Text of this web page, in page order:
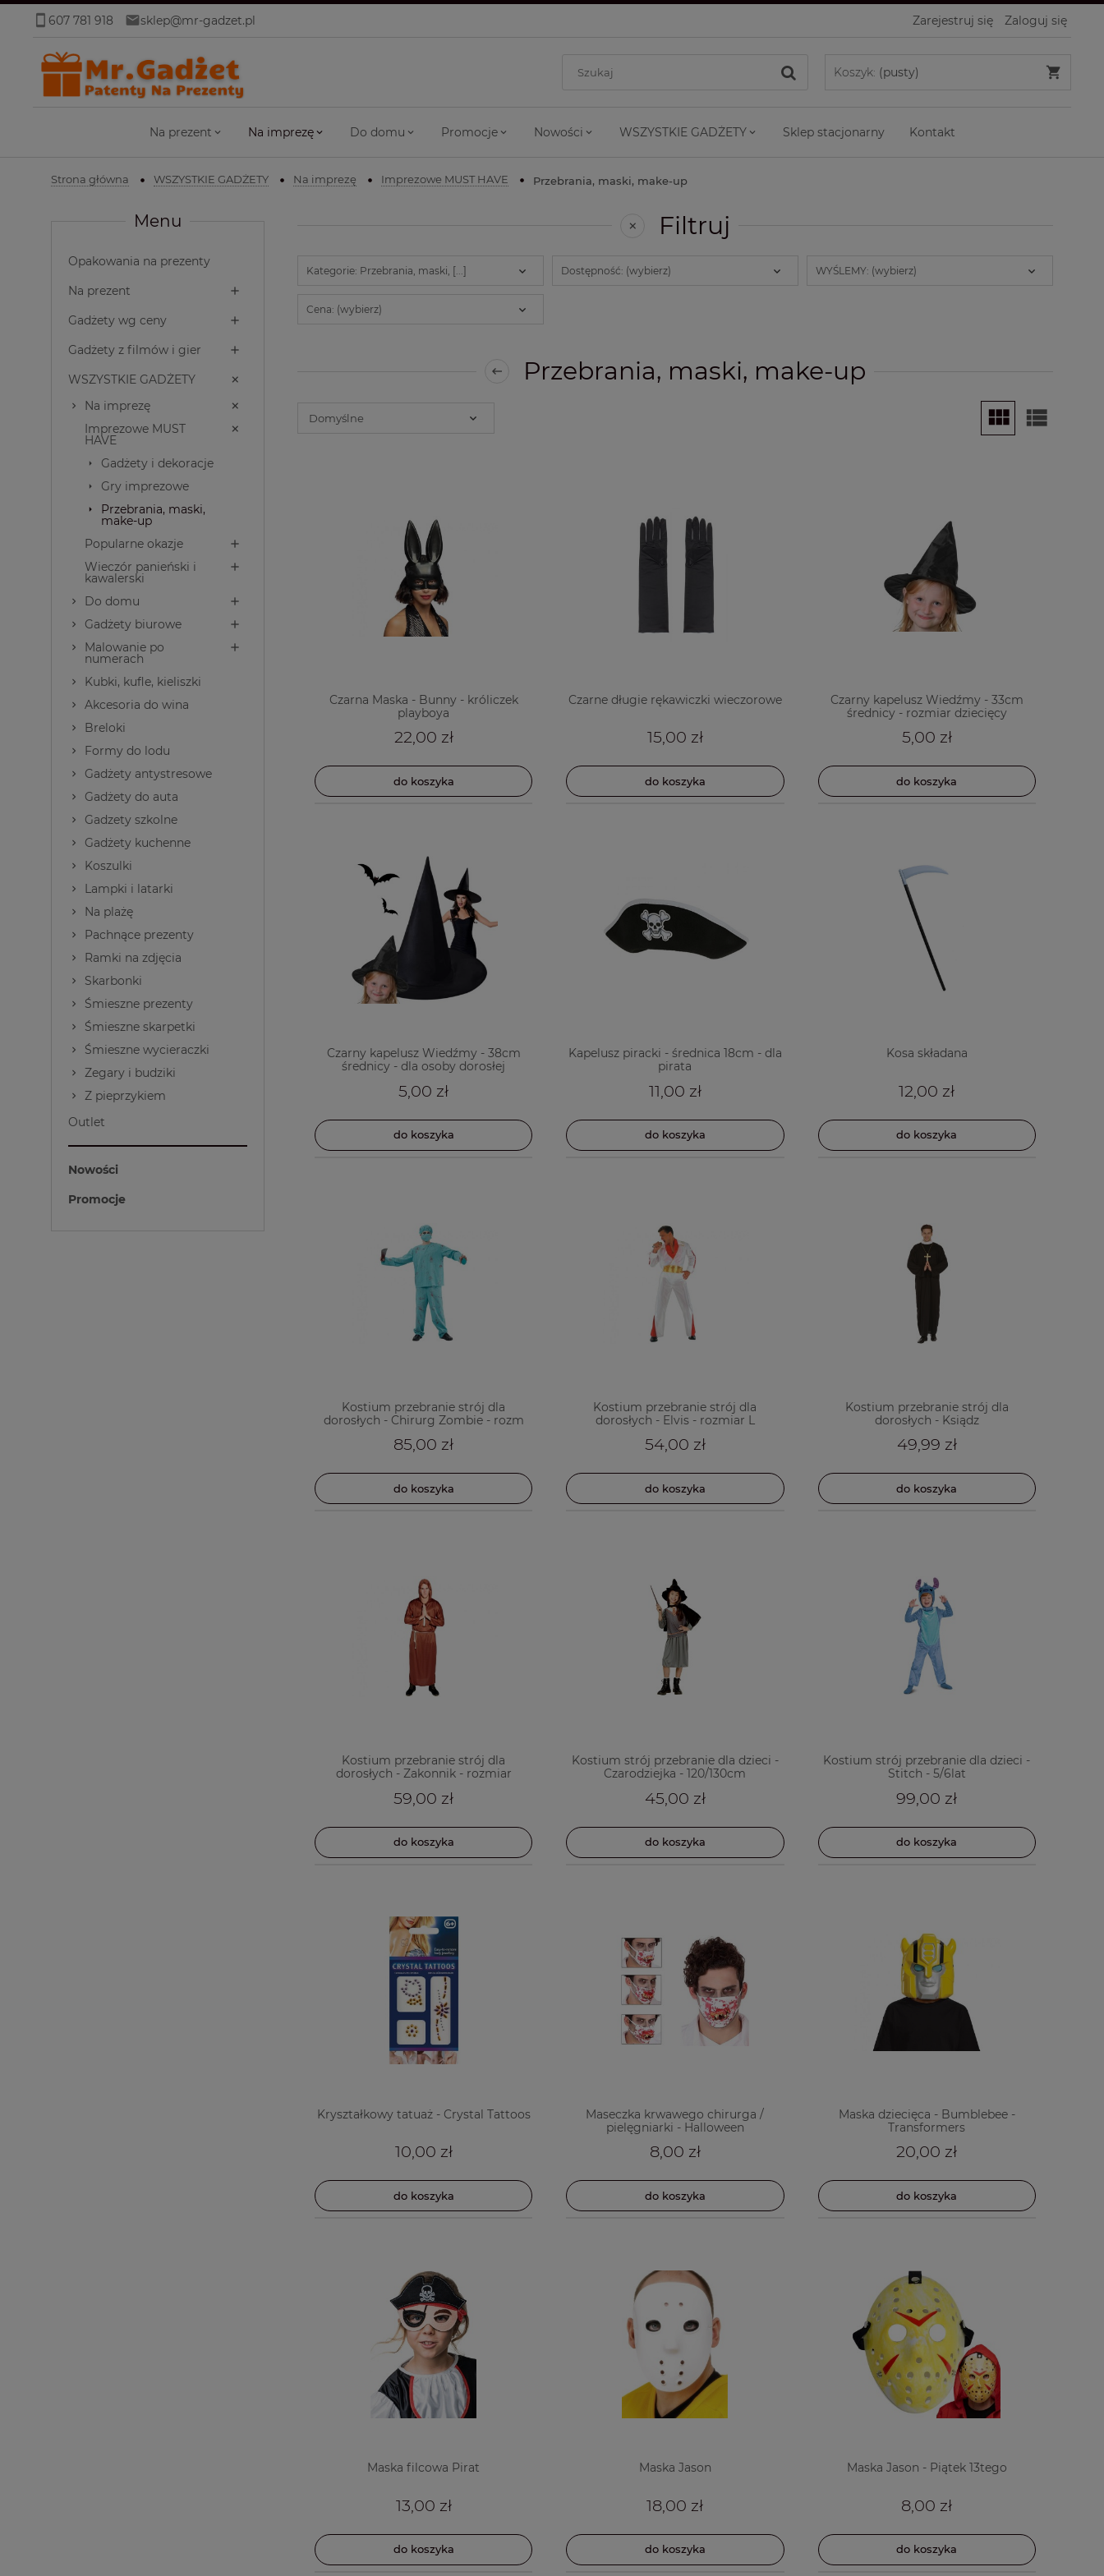
607 781 918 sklep@mr-gadzet.pl Zarejestruj się Zaloguj się
Koszyk: (pusty)
Na prezent Na imprezę Do domu Promocje Nowości WSZYSTKIE GADŻETY Sklep stacjonarny Kontakt
Strona główna WSZYSTKIE GADŻETY Na imprezę Imprezowe MUST HAVE Przebrania, maski, make-up
Menu
Opakowania na prezenty
Na prezent
Gadżety wg ceny
Gadżety z filmów i gier
WSZYSTKIE GADŻETY
Na imprezę
Imprezowe MUST
HAVE
Gadżety i dekoracje
Gry imprezowe
Przebrania, maski,
make-up
Popularne okazje
Wieczór panieński i
kawalerski
Do domu
Gadżety biurowe
Malowanie po
numerach
Kubki, kufle, kieliszki
Akcesoria do wina
Breloki
Formy do lodu
Gadżety antystresowe
Gadżety do auta
Gadzety szkolne
Gadżety kuchenne
Koszulki
Lampki i latarki
Na plażę
Pachnące prezenty
Ramki na zdjęcia
Skarbonki
Śmieszne prezenty
Śmieszne skarpetki
Śmieszne wycieraczki
Zegary i budziki
Z pieprzykiem
Outlet
Nowości
Promocje
Filtruj
Kategorie: Przebrania, maski, [...] Dostępność: (wybierz) WYŚLEMY: (wybierz)
Cena: (wybierz)
Przebrania, maski, make-up
Czarna Maska - Bunny - króliczek
playboya
22,00 zł
do koszyka
Czarne długie rękawiczki wieczorowe
15,00 zł
do koszyka
Czarny kapelusz Wiedźmy - 33cm
średnicy - rozmiar dziecięcy
5,00 zł
do koszyka
Czarny kapelusz Wiedźmy - 38cm
średnicy - dla osoby dorosłej
5,00 zł
do koszyka
Kapelusz piracki - średnica 18cm - dla
pirata
11,00 zł
do koszyka
Kosa składana
12,00 zł
do koszyka
Kostium przebranie strój dla
dorosłych - Chirurg Zombie - rozm
85,00 zł
do koszyka
Kostium przebranie strój dla
dorosłych - Elvis - rozmiar L
54,00 zł
do koszyka
Kostium przebranie strój dla
dorosłych - Ksiądz
49,99 zł
do koszyka
Kostium przebranie strój dla
dorosłych - Zakonnik - rozmiar
59,00 zł
do koszyka
Kostium strój przebranie dla dzieci -
Czarodziejka - 120/130cm
45,00 zł
do koszyka
Kostium strój przebranie dla dzieci -
Stitch - 5/6lat
99,00 zł
do koszyka
Kryształkowy tatuaż - Crystal Tattoos
10,00 zł
do koszyka
Maseczka krwawego chirurga /
pielęgniarki - Halloween
8,00 zł
do koszyka
Maska dziecięca - Bumblebee -
Transformers
20,00 zł
do koszyka
Maska filcowa Pirat
13,00 zł
do koszyka
Maska Jason
18,00 zł
do koszyka
Maska Jason - Piątek 13tego
8,00 zł
do koszyka